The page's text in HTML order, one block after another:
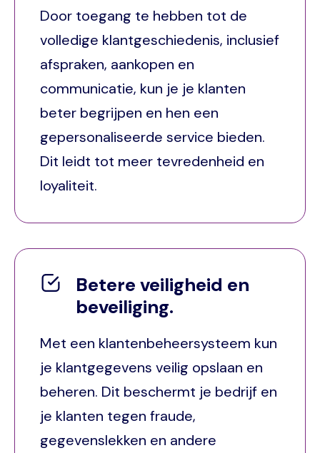
Door toegang te hebben tot de
volledige klantgeschiedenis, inclusief
afspraken, aankopen en
communicatie, kun je je klanten
beter begrijpen en hen een
gepersonaliseerde service bieden.
Dit leidt tot meer tevredenheid en
loyaliteit.
Betere veiligheid en
beveiliging.
Met een klantenbeheersysteem kun
je klantgegevens veilig opslaan en
beheren. Dit beschermt je bedrijf en
je klanten tegen fraude,
gegevenslekken en andere